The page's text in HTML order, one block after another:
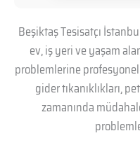
Beşiktaş Tesisatçı
ev, iş yeri ve yaşam
problemlerine
gider tıkanıklıkları,
zamanında